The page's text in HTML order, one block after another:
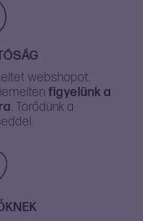
webshopot.
figyelünk a
. Törődünk a